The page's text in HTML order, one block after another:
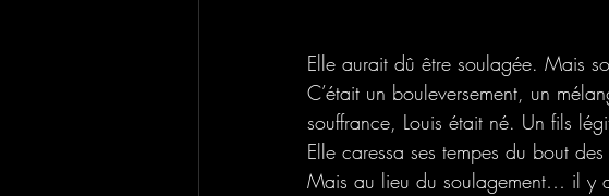
Elle aurait dû être soulagée. Mais
C’était un bouleversement, un
souffrance, Louis était né. Un fils
Elle caressa ses tempes du bout
Mais au lieu du soulagement… il y